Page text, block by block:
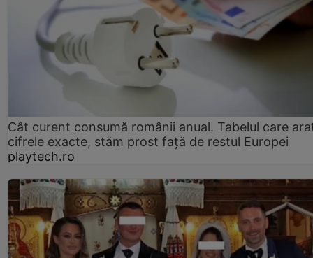
Cât curent consumă românii anual. Tabelul care
cifrele exacte, stăm prost faţă de restul Europei
playtech.ro